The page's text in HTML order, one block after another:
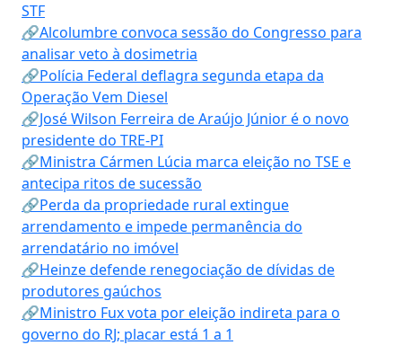
STF
🔗Alcolumbre convoca sessão do Congresso para
analisar veto à dosimetria
🔗Polícia Federal deflagra segunda etapa da
Operação Vem Diesel
🔗José Wilson Ferreira de Araújo Júnior é o novo
presidente do TRE-PI
🔗Ministra Cármen Lúcia marca eleição no TSE e
antecipa ritos de sucessão
🔗Perda da propriedade rural extingue
arrendamento e impede permanência do
arrendatário no imóvel
🔗Heinze defende renegociação de dívidas de
produtores gaúchos
🔗Ministro Fux vota por eleição indireta para o
governo do RJ; placar está 1 a 1